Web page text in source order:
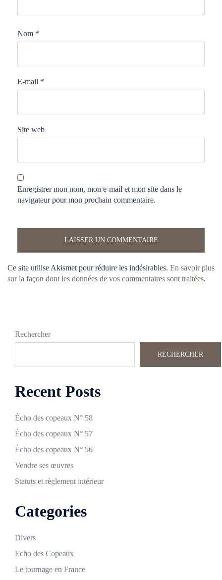
Nom *
E-mail *
Site web
Enregistrer mon nom, mon e-mail et mon site dans le
navigateur pour mon prochain commentaire.
Ce site utilise Akismet pour réduire les indésirables. En savoir plus
sur la façon dont les données de vos commentaires sont traitées.
Rechercher
RECHERCHER
Recent Posts
Écho des copeaux N° 58
Écho des copeaux N° 57
Écho des copeaux N° 56
Vendre ses œuvres
Statuts et règlement intérieur
Categories
Divers
Echo des Copeaux
Le tournage en France